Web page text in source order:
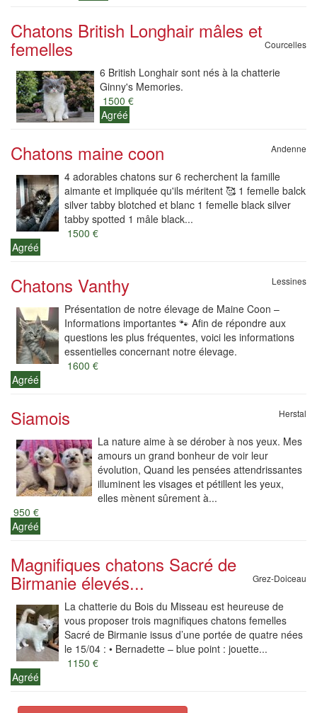
Chatons British Longhair mâles et
femelles Courcelles
6 British Longhair sont nés à la chatterie
Ginny's Memories.
1500 €
Agréé
Chatons maine coon Andenne
4 adorables chatons sur 6 recherchent la famille
aimante et impliquée qu'ils méritent 🥰 1 femelle balck
silver tabby blotched et blanc 1 femelle black silver
tabby spotted 1 mâle black...
1500 €
Agréé
Chatons Vanthy Lessines
Présentation de notre élevage de Maine Coon –
Informations importantes 🐾 Afin de répondre aux
questions les plus fréquentes, voici les informations
essentielles concernant notre élevage.
1600 €
Agréé
Siamois Herstal
La nature aime à se dérober à nos yeux. Mes
amours un grand bonheur de voir leur
évolution, Quand les pensées attendrissantes
illuminent les visages et pétillent les yeux,
elles mènent sûrement à...
950 €
Agréé
Magnifiques chatons Sacré de
Birmanie élevés... Grez-Doiceau
La chatterie du Bois du Misseau est heureuse de
vous proposer trois magnifiques chatons femelles
Sacré de Birmanie issus d’une portée de quatre nées
le 15/04 : • Bernadette – blue point : jouette...
1150 €
Agréé